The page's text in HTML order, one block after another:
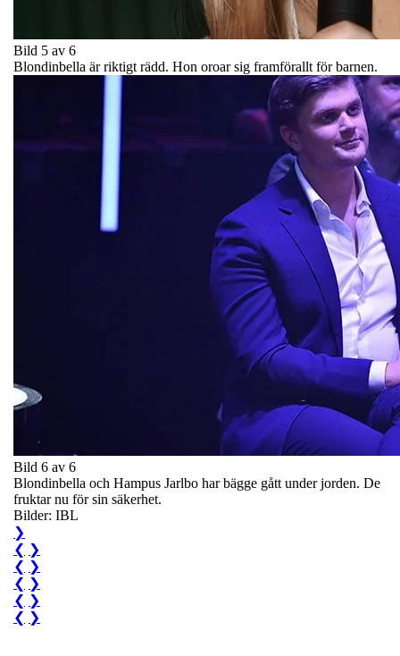
Bild 5 av 6
Blondinbella är riktigt rädd. Hon oroar sig framförallt för barnen.
Bild 6 av 6
Blondinbella och Hampus Jarlbo har bägge gått under jorden. De
fruktar nu för sin säkerhet.
Bilder: IBL
❯
❮ ❯
❮ ❯
❮ ❯
❮ ❯
❮ ❯